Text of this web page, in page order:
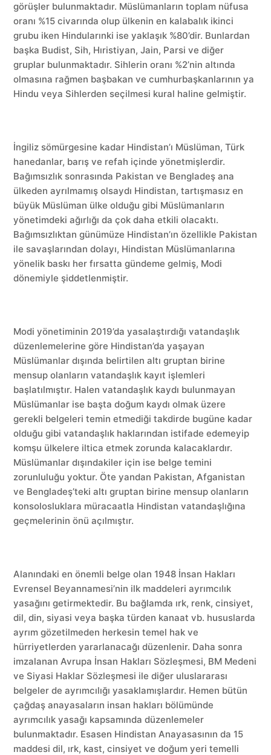
görüşler bulunmaktadır. Müslümanların toplam nüfusa
oranı %15 civarında olup ülkenin en kalabalık ikinci
grubu iken Hindularınki ise yaklaşık %80’dir. Bunlardan
başka Budist, Sih, Hıristiyan, Jain, Parsi ve diğer
gruplar bulunmaktadır. Sihlerin oranı %2’nin altında
olmasına rağmen başbakan ve cumhurbaşkanlarının ya
Hindu veya Sihlerden seçilmesi kural haline gelmiştir.
İngiliz sömürgesine kadar Hindistan’ı Müslüman, Türk
hanedanlar, barış ve refah içinde yönetmişlerdir.
Bağımsızlık sonrasında Pakistan ve Bengladeş ana
ülkeden ayrılmamış olsaydı Hindistan, tartışmasız en
büyük Müslüman ülke olduğu gibi Müslümanların
yönetimdeki ağırlığı da çok daha etkili olacaktı.
Bağımsızlıktan günümüze Hindistan’ın özellikle Pakistan
ile savaşlarından dolayı, Hindistan Müslümanlarına
yönelik baskı her fırsatta gündeme gelmiş, Modi
dönemiyle şiddetlenmiştir.
Modi yönetiminin 2019’da yasalaştırdığı vatandaşlık
düzenlemelerine göre Hindistan’da yaşayan
Müslümanlar dışında belirtilen altı gruptan birine
mensup olanların vatandaşlık kayıt işlemleri
başlatılmıştır. Halen vatandaşlık kaydı bulunmayan
Müslümanlar ise başta doğum kaydı olmak üzere
gerekli belgeleri temin etmediği takdirde bugüne kadar
olduğu gibi vatandaşlık haklarından istifade edemeyip
komşu ülkelere iltica etmek zorunda kalacaklardır.
Müslümanlar dışındakiler için ise belge temini
zorunluluğu yoktur. Öte yandan Pakistan, Afganistan
ve Bengladeş’teki altı gruptan birine mensup olanların
konsolosluklara müracaatla Hindistan vatandaşlığına
geçmelerinin önü açılmıştır.
Alanındaki en önemli belge olan 1948 İnsan Hakları
Evrensel Beyannamesi’nin ilk maddeleri ayrımcılık
yasağını getirmektedir. Bu bağlamda ırk, renk, cinsiyet,
dil, din, siyasi veya başka türden kanaat vb. hususlarda
ayrım gözetilmeden herkesin temel hak ve
hürriyetlerden yararlanacağı düzenlenir. Daha sonra
imzalanan Avrupa İnsan Hakları Sözleşmesi, BM Medeni
ve Siyasi Haklar Sözleşmesi ile diğer uluslararası
belgeler de ayrımcılığı yasaklamışlardır. Hemen bütün
çağdaş anayasaların insan hakları bölümünde
ayrımcılık yasağı kapsamında düzenlemeler
bulunmaktadır. Esasen Hindistan Anayasasının da 15
maddesi dil, ırk, kast, cinsiyet ve doğum yeri temelli